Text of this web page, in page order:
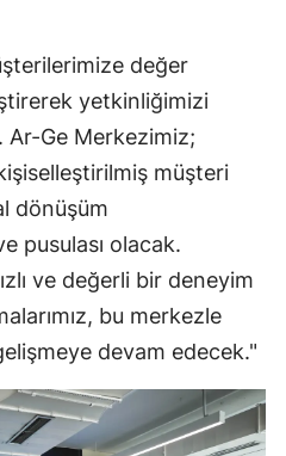
değer
yetkinliğimizi
Ge Merkezimiz;
müşteri
dönüşüm
pusulası olacak.
ve değerli bir deneyim
bu merkezle
devam edecek."